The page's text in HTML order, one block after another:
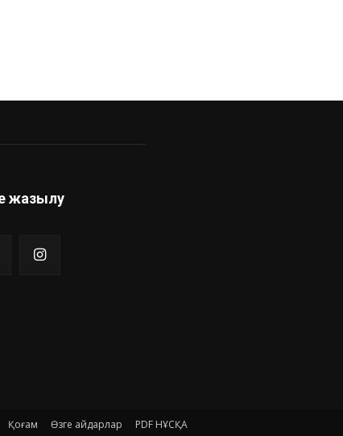
жазылу
Қоғам Өзге айдарлар
PDF НҰСҚА